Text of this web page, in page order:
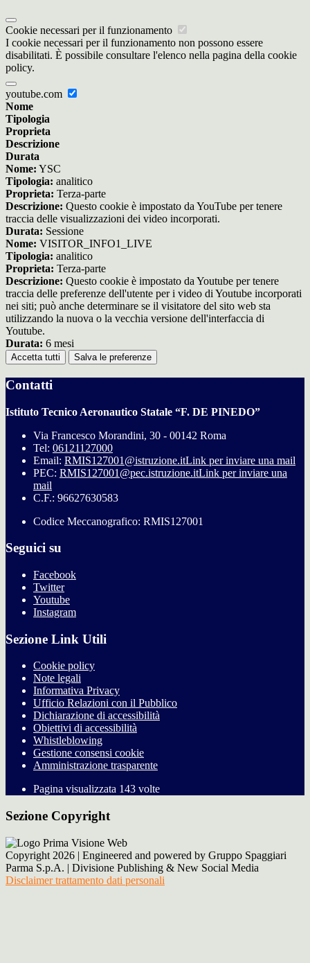
Cookie necessari per il funzionamento
I cookie necessari per il funzionamento non possono essere
disabilitati. È possibile consultare l'elenco nella pagina della cookie
policy.
youtube.com
Nome
Tipologia
Proprieta
Descrizione
Durata
Nome: YSC
Tipologia: analitico
Proprieta: Terza-parte
Descrizione: Questo cookie è impostato da YouTube per tenere
traccia delle visualizzazioni dei video incorporati.
Durata: Sessione
Nome: VISITOR_INFO1_LIVE
Tipologia: analitico
Proprieta: Terza-parte
Descrizione: Questo cookie è impostato da Youtube per tenere
traccia delle preferenze dell'utente per i video di Youtube incorporati
nei siti; può anche determinare se il visitatore del sito web sta
utilizzando la nuova o la vecchia versione dell'interfaccia di
Youtube.
Durata: 6 mesi
Accetta tutti Salva le preferenze
Contatti
Istituto Tecnico Aeronautico Statale “F. DE PINEDO”
Via Francesco Morandini, 30 - 00142 Roma
Tel: 06121127000
Email: RMIS127001@istruzione.itLink per inviare una mail
PEC: RMIS127001@pec.istruzione.itLink per inviare una
mail
C.F.: 96627630583
Codice Meccanografico: RMIS127001
Seguici su
Facebook
Twitter
Youtube
Instagram
Sezione Link Utili
Cookie policy
Note legali
Informativa Privacy
Ufficio Relazioni con il Pubblico
Dichiarazione di accessibilità
Obiettivi di accessibilità
Whistleblowing
Gestione consensi cookie
Amministrazione trasparente
Pagina visualizzata 143 volte
Sezione Copyright
Copyright 2026 | Engineered and powered by Gruppo Spaggiari
Parma S.p.A. | Divisione Publishing & New Social Media
Disclaimer trattamento dati personali